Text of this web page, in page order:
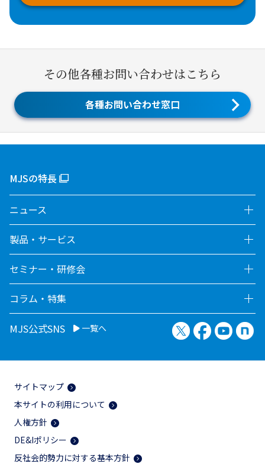
その他各種お問い合わせはこちら
各種お問い合わせ窓口
MJSの特長
ニュース
製品・サービス
セミナー・研修会
コラム・特集
MJS公式SNS 一覧へ X（旧Twitter）
Facebook
サイトマップ
本サイトの利用について
人権方針
DE&Iポリシー
反社会的勢力に対する基本方針